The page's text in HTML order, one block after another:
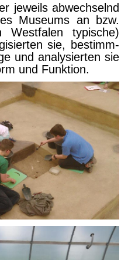
jeweils abwech­selnd
Muse­ums an bzw.
typi­sche)
sie, bestimm­
und ana­ly­sier­ten sie
und Funktion.